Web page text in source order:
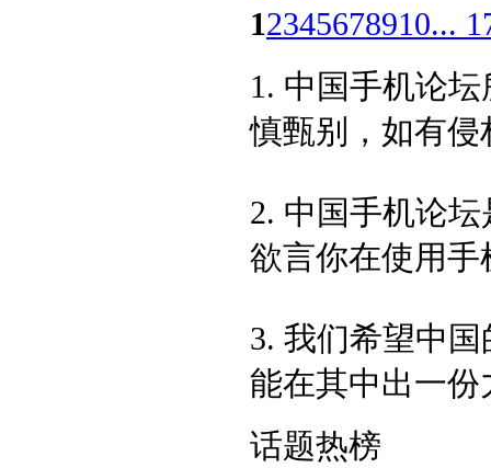
12345678910...
1. 中国手机论
慎甄别，如有
2. 中国手机论
欲言你在使用
3. 我们希望中
能在其中出一份
话题热榜